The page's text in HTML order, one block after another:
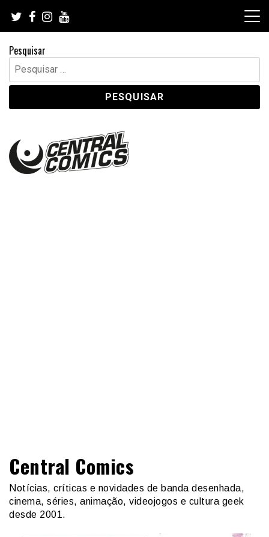
content
Pesquisar
Pesquisar
por:
Central Comics
Notícias, críticas e novidades de banda desenhada,
cinema, séries, animação, videojogos e cultura geek
desde 2001.